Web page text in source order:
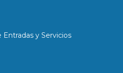
y Servicios